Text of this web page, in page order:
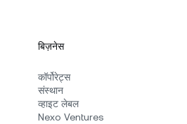
बिज़नेस
कॉर्पोरेट्स
संस्थान
व्हाइट लेबल
Nexo Ventures